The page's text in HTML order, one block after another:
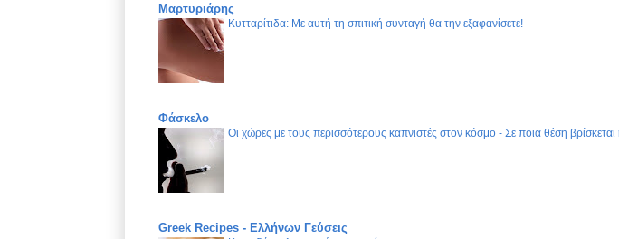
Μαρτυριάρης
Κυτταρίτιδα: Με αυτή τη σπιτική συνταγή θα την εξαφανίσετε!
Φάσκελο
Οι χώρες με τους περισσότερους καπνιστές στον κόσμο - Σε ποια θέση
Greek Recipes - Ελλήνων Γεύσεις